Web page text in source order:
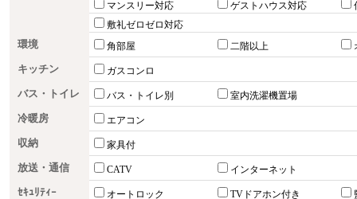
マンスリー対応
ゲストハウス対応
敷礼ゼロゼロ対応
環境 角部屋 二階以上
キッチン ガスコンロ
バス・トイレ バス・トイレ別 室内洗濯機置場
冷暖房 エアコン
収納 家具付
放送・通信 CATV インターネット
ｾｷｭﾘﾃｨｰ オートロック TVドアホン付き